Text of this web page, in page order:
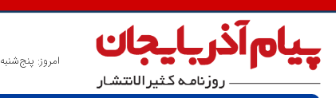
امروز: پنج‌شنبه 6 آگوست 2026